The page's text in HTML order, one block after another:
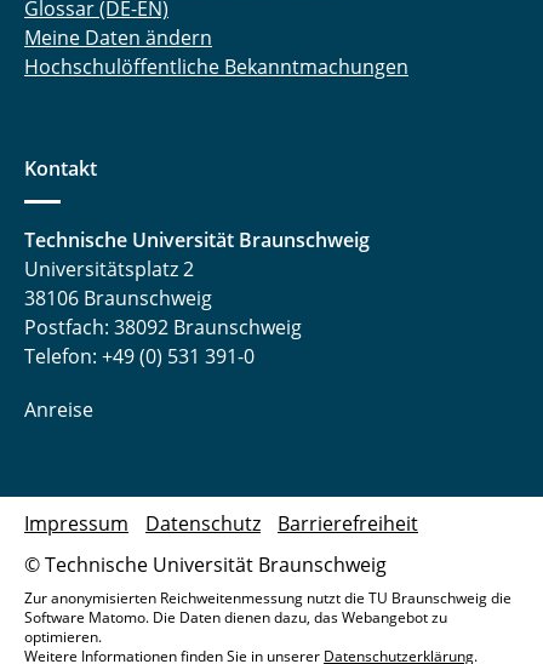
Glossar (DE-EN)
Meine Daten ändern
Hochschulöffentliche Bekanntmachungen
Kontakt
Technische Universität Braunschweig
Universitätsplatz 2
38106 Braunschweig
Postfach: 38092 Braunschweig
Telefon: +49 (0) 531 391-0
Anreise
© Technische Universität Braunschweig
Impressum Datenschutz Barrierefreiheit
Zur anonymisierten Reichweitenmessung nutzt die TU Braunschweig die
Software Matomo. Die Daten dienen dazu, das Webangebot zu
optimieren.
Weitere Informationen finden Sie in unserer Datenschutzerklärung.